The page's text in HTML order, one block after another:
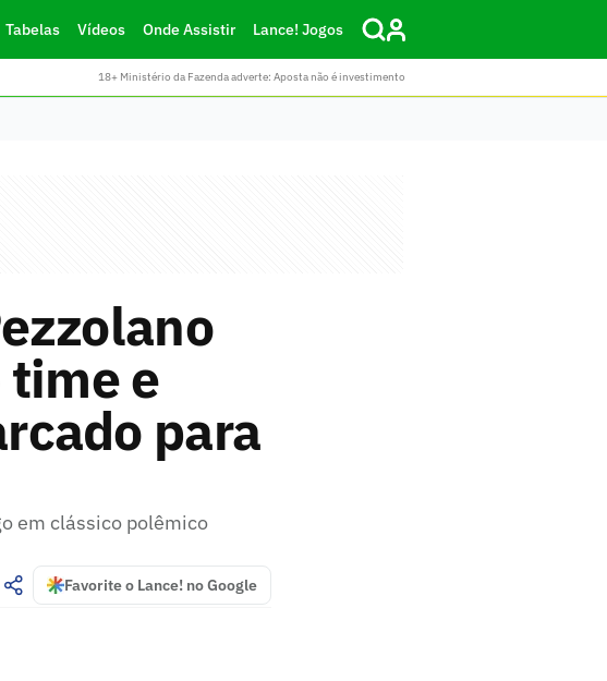
Tabelas Vídeos Onde Assistir Lance! Jogos
18+ Ministério da Fazenda adverte: Aposta não é investimento
e
para
em clássico polêmico
Favorite o Lance! no Google